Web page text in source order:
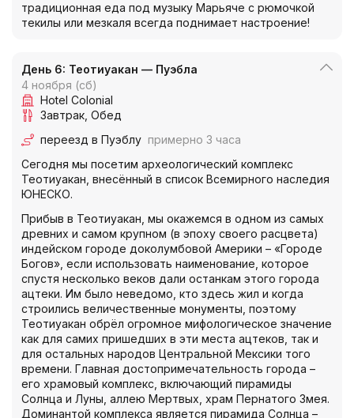
традиционная еда под музыку Марьяче с рюмочкой
текилы или мезкаля всегда поднимает настроение!
День 6: Теотиуакан — Пуэбла
4 ноября (сб)
Hotel Colonial
Завтрак Обед
переезд в Пуэблу примерно 3 часа
Сегодня мы посетим археологический комплекс
Теотиуакан, внесённый в список Всемирного наследия
ЮНЕСКО.
Прибыв в Теотиуакан, мы окажемся в одном из самых
древних и самом крупном (в эпоху своего расцвета)
индейском городе доколумбовой Америки – «Городе
Богов», если использовать наименование, которое
спустя несколько веков дали останкам этого города
ацтеки. Им было неведомо, кто здесь жил и когда
строились величественные монументы, поэтому
Теотиуакан обрёл огромное мифологическое значение
как для самих пришедших в эти места ацтеков, так и
для остальных народов Центральной Мексики того
времени. Главная достопримечательность города –
его храмовый комплекс, включающий пирамиды
Солнца и Луны, аллею Мертвых, храм Пернатого Змея.
Доминантой комплекса является пирамида Солнца –